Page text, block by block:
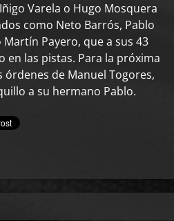
Varela o Hugo Mosquera
como Neto Barrós, Pablo
Payero, que a sus 43
en las pistas. Para la próxima
de Manuel Togores,
a su hermano Pablo.